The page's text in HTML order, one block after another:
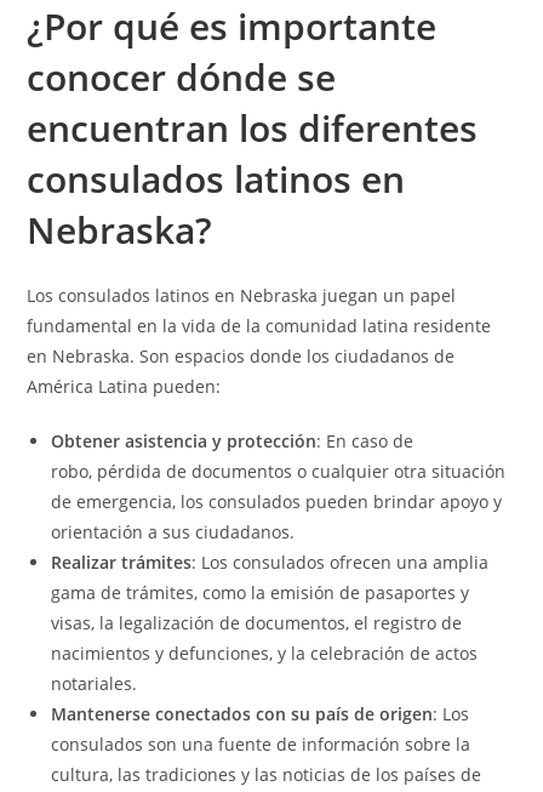
¿Por qué es importante
conocer dónde se
encuentran los diferentes
consulados latinos en
Nebraska?
Los consulados latinos en Nebraska juegan un papel
fundamental en la vida de la comunidad latina residente
en Nebraska. Son espacios donde los ciudadanos de
América Latina pueden:
Obtener asistencia y protección: En caso de
robo, pérdida de documentos o cualquier otra situación
de emergencia, los consulados pueden brindar apoyo y
orientación a sus ciudadanos.
Realizar trámites: Los consulados ofrecen una amplia
gama de trámites, como la emisión de pasaportes y
visas, la legalización de documentos, el registro de
nacimientos y defunciones, y la celebración de actos
notariales.
Mantenerse conectados con su país de origen: Los
consulados son una fuente de información sobre la
cultura, las tradiciones y las noticias de los países de